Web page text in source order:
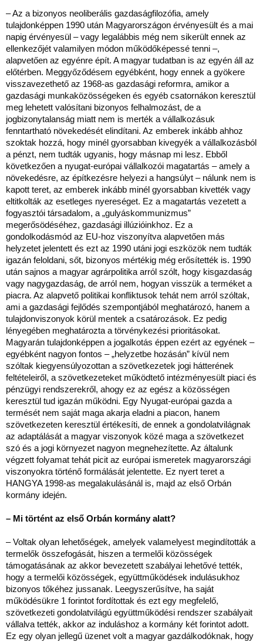
– Az a bizonyos neoliberális gazdaságfilozófia, amely
tulajdonképpen 1990 után Magyarországon érvényesült és a mai
napig érvényesül – vagy legalábbis még nem sikerült ennek az
ellenkezőjét valamilyen módon működőképessé tenni –,
alapvetően az egyénre épít. A magyar tudatban is az egyén áll az
előtérben. Meggyőződésem egyébként, hogy ennek a gyökere
visszavezethető az 1968-as gazdasági reformra, amikor a
gazdasági munkaközösségeken és egyéb csatornákon keresztül
meg lehetett valósítani bizonyos felhalmozást, de a
jogbizonytalanság miatt nem is merték a vállalkozásuk
fenntartható növekedését elindítani. Az emberek inkább ahhoz
szoktak hozzá, hogy minél gyorsabban kivegyék a vállalkozásból
a pénzt, nem tudták ugyanis, hogy másnap mi lesz. Ebből
következően a nyugat-európai vállalkozói magatartás – amely a
növekedésre, az építkezésre helyezi a hangsúlyt – nálunk nem is
kapott teret, az emberek inkább minél gyorsabban kivették vagy
eltitkolták az esetleges nyereséget. Ez a magatartás vezetett a
fogyasztói társadalom, a „gulyáskommunizmus”
megerősödéséhez, gazdasági illúzióinkhoz. Ez a
gondolkodásmód az EU-hoz viszonyítva alapvetően más
helyzetet jelentett és ezt az 1990 utáni jogi eszközök nem tudták
igazán feloldani, sőt, bizonyos mértékig még erősítették is. 1990
után sajnos a magyar agrárpolitika arról szólt, hogy kisgazdaság
vagy nagygazdaság, de arról nem, hogyan visszük a terméket a
piacra. Az alapvető politikai konfliktusok tehát nem arról szóltak,
ami a gazdasági fejlődés szempontjából meghatározó, hanem a
tulajdonviszonyok körül mentek a csatározások. Ez pedig
lényegében meghatározta a törvénykezési prioritásokat.
Magyarán tulajdonképpen a jogalkotás éppen ezért az egyének –
egyébként nagyon fontos – „helyzetbe hozásán” kívül nem
szóltak kiegyensúlyozottan a szövetkezetek jogi hátterének
feltételeiről, a szövetkezeteket működtető intézményesült piaci és
pénzügyi rendszerekről, ahogy ez az egész a közösségen
keresztül tud igazán működni. Egy Nyugat-európai gazda a
termését nem saját maga akarja eladni a piacon, hanem
szövetkezeten keresztül értékesíti, de ennek a gondolatvilágnak
az adaptálását a magyar viszonyok közé maga a szövetkezet
szó és a jogi környezet nagyon megnehezítette. Az általunk
végzett folyamat tehát picit az európai ismeretek magyarországi
viszonyokra történő formálását jelentette. Ez nyert teret a
HANGYA 1998-as megalakulásánál is, majd az első Orbán
kormány idején.
– Mi történt az első Orbán kormány alatt?
– Voltak olyan lehetőségek, amelyek valamelyest megindították a
termelők összefogását, hiszen a termelői közösségek
támogatásának az akkor bevezetett szabályai lehetővé tették,
hogy a termelői közösségek, együttműködések indulásukhoz
bizonyos tőkéhez jussanak. Leegyszerűsítve, ha saját
működésükre 1 forintot fordítottak és ezt egy megfelelő,
szövetkezeti gondolatvilágú együttműködési rendszer szabályait
vállalva tették, akkor az induláshoz a kormány két forintot adott.
Ez egy olyan jellegű üzenet volt a magyar gazdálkodóknak, hogy